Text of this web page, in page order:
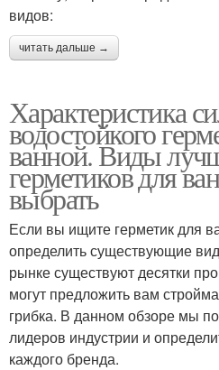
видов:
читать дальше →
Характеристика
водостойкого
ванной. Виды
герметиков для
выбрать
Если вы ищите герметик для
определить существующие
рынке существуют десятки
могут предложить вам
грибка. В данном обзоре мы
лидеров индустрии и
каждого бренда.